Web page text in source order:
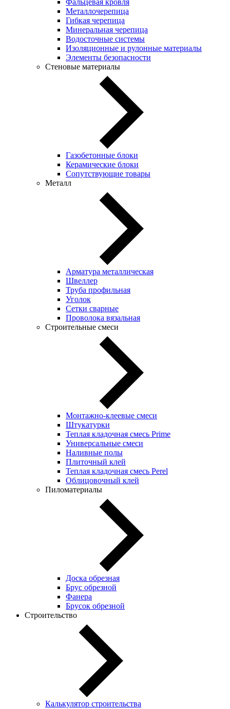
Металлочерепица
Гибкая черепица
Минеральная черепица
Водосточные системы
Изоляционные и рулонные материалы
Элементы безопасности
Стеновые материалы
Газобетонные блоки
Керамические блоки
Сопутствующие товары
Металл
Арматура металлическая
Швеллер
Труба профильная
Уголок
Сетки сварные
Проволока вязальная
Строительные смеси
Монтажно-клеевые смеси
Штукатурки
Теплая кладочная смесь Prime
Универсальные смеси
Наливные полы
Плиточный клей
Теплая кладочная смесь Perel
Облицовочный клей
Пиломатериалы
Доска обрезная
Брус обрезной
Фанера
Брусок обрезной
Строительство
Калькулятор строительства